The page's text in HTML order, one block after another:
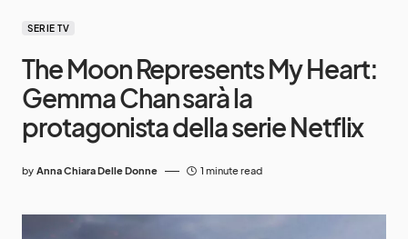
SERIE TV
The Moon Represents My Heart:
Gemma Chan sarà la
protagonista della serie Netflix
by Anna Chiara Delle Donne 1 minute read